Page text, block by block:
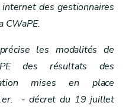
des gestionnaires
CWaPE.
les modalités de
des résultats des
mises en place
- décret du 19 juillet